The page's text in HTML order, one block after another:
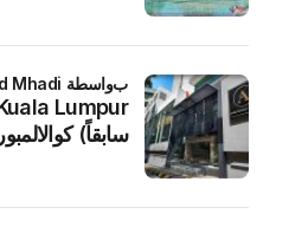
سابقاً) كوالالمبور
بواسطة Mohammed Mhadi